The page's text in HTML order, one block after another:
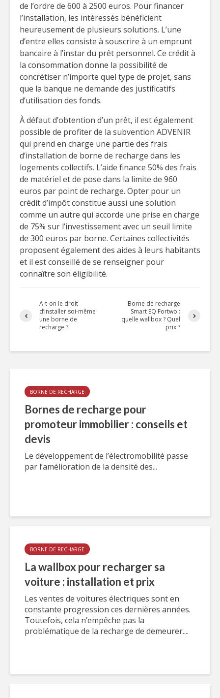
de l’ordre de 600 à 2500 euros. Pour financer
l’installation, les intéressés bénéficient
heureusement de plusieurs solutions. L’une
d’entre elles consiste à souscrire à un emprunt
bancaire à l’instar du prêt personnel. Ce crédit à
la consommation donne la possibilité de
concrétiser n’importe quel type de projet, sans
que la banque ne demande des justificatifs
d’utilisation des fonds.
À défaut d’obtention d’un prêt, il est également
possible de profiter de la subvention ADVENIR
qui prend en charge une partie des frais
d’installation de borne de recharge dans les
logements collectifs. L’aide finance 50% des frais
de matériel et de pose dans la limite de 960
euros par point de recharge. Opter pour un
crédit d’impôt constitue aussi une solution
comme un autre qui accorde une prise en charge
de 75% sur l’investissement avec un seuil limite
de 300 euros par borne. Certaines collectivités
proposent également des aides à leurs habitants
et il est conseillé de se renseigner pour
connaître son éligibilité.
A-t-on le droit
d’installer soi-même
une borne de
recharge ?
Borne de recharge
Smart EQ Fortwo :
quelle wallbox ? Quel
prix ?
BORNE DE RECHARGE
Bornes de recharge pour
promoteur immobilier : conseils et
devis
Le développement de l’électromobilité passe
par l’amélioration de la densité des...
BORNE DE RECHARGE
La wallbox pour recharger sa
voiture : installation et prix
Les ventes de voitures électriques sont en
constante progression ces dernières années.
Toutefois, cela n’empêche pas la
problématique de la recharge de demeurer....